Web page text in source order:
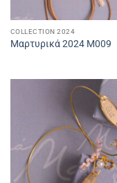
COLLECTION 2024
Μαρτυρικά 2024 M009